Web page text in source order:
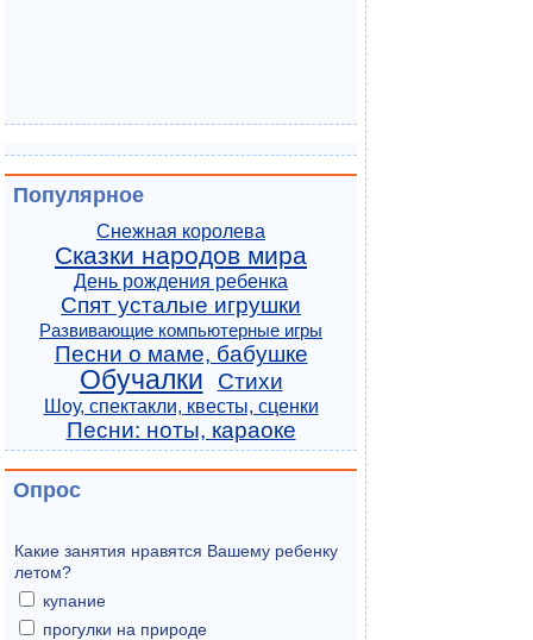
Популярное
Снежная королева
Сказки народов мира
День рождения ребенка
Спят усталые игрушки
Развивающие компьютерные игры
Песни о маме, бабушке
Обучалки Стихи
Шоу, спектакли, квесты, сценки
Песни: ноты, караоке
Опрос
Какие занятия нравятся Вашему ребенку
летом?
купание
прогулки на природе